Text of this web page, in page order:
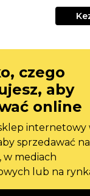
czego
aby
online
internetowy
sprzedawać
mediach
lub na